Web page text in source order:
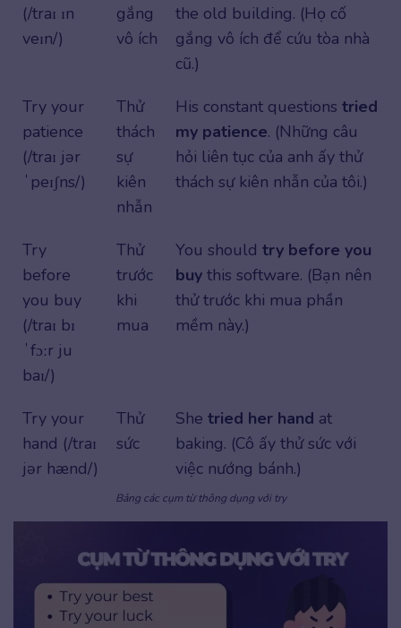
(/traɪ ɪn
veɪn/)
gắng
vô ích
the old building. (Họ cố
gắng vô ích để cứu tòa nhà
cũ.)
Try your
patience
(/traɪ jər
ˈpeɪʃns/)
Thử
thách
sự
kiên
nhẫn
His constant questions tried
my patience. (Những câu
hỏi liên tục của anh ấy thử
thách sự kiên nhẫn của tôi.)
Try
before
you buy
(/traɪ bɪ
ˈfɔːr ju
baɪ/)
Thử
trước
khi
mua
You should try before you
buy this software. (Bạn nên
thử trước khi mua phần
mềm này.)
Try your
hand (/traɪ
jər hænd/)
Thử
sức
She tried her hand at
baking. (Cô ấy thử sức với
việc nướng bánh.)
Bảng các cụm từ thông dụng với try